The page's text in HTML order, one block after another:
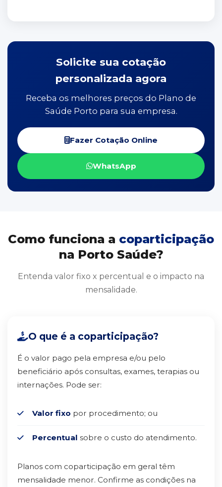
Solicite sua cotação
personalizada agora
Receba os melhores preços do Plano de
Saúde Porto para sua empresa.
Fazer Cotação Online
WhatsApp
Como funciona a coparticipação
na Porto Saúde?
Entenda valor fixo x percentual e o impacto na
mensalidade.
O que é a coparticipação?
É o valor pago pela empresa e/ou pelo
beneficiário após consultas, exames, terapias ou
internações. Pode ser:
Valor fixo por procedimento; ou
Percentual sobre o custo do atendimento.
Planos com coparticipação em geral têm
mensalidade menor. Confirme as condições na